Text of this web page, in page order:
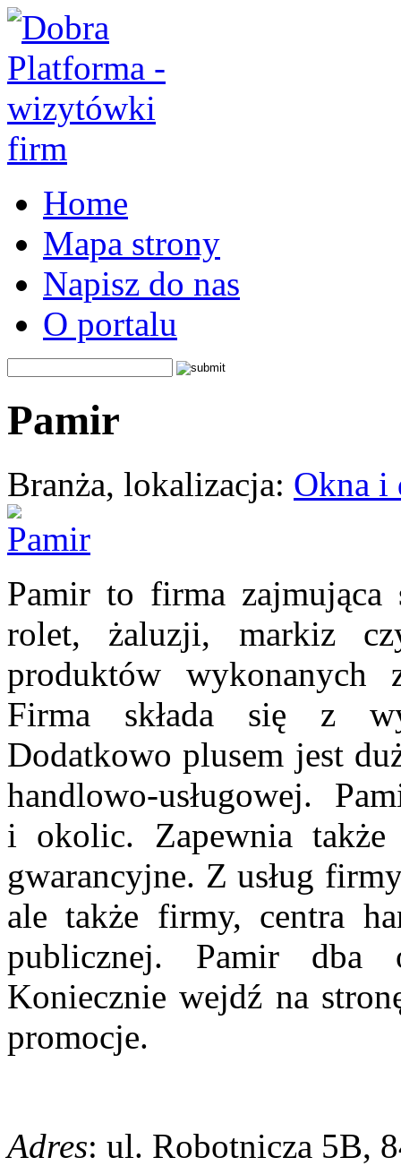
Home
Mapa strony
Napisz do nas
O portalu
Pamir
Branża, lokalizacja: Okna i
Pamir to firma
rolet, żaluzji, markiz
produktów wykonanych
Firma składa się z
Dodatkowo plusem jest
handlowo-usługowej.
i okolic. Zapewnia także
gwarancyjne. Z usług
ale także firmy, centra
publicznej. Pamir dba
Koniecznie wejdź na
promocje.
Adres: ul. Robotnicza 5B,